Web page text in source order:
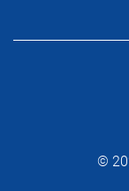
©